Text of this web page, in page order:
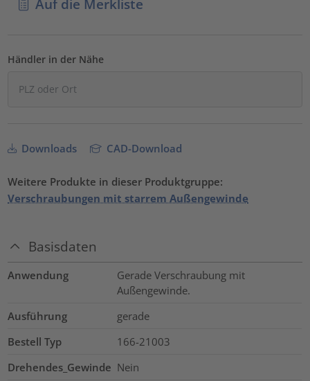
Auf die Merkliste
Händler in der Nähe
Downloads CAD-Download
Weitere Produkte in dieser Produktgruppe:
Verschraubungen mit starrem Außengewinde
Basisdaten
Anwendung
Gerade Verschraubung mit
Außengewinde.
Ausführung
gerade
Bestell Typ
166-21003
Drehendes_Gewinde Nein